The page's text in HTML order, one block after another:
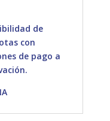
de
con
de pago a